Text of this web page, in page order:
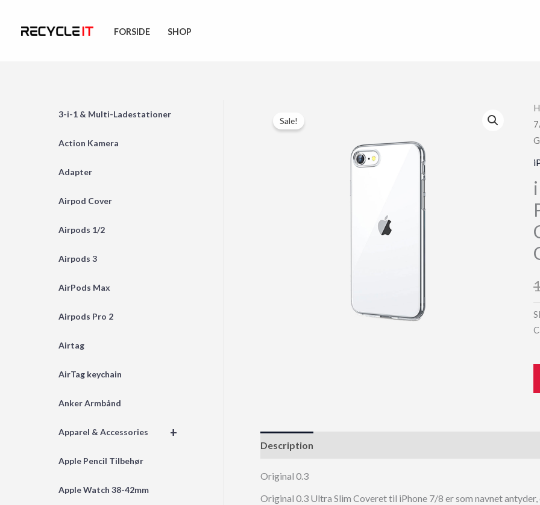
FORSIDE SHOP
3-i-1 & Multi-Ladestationer
Action Kamera
Adapter
Airpod Cover
Airpods 1/2
Airpods 3
AirPods Max
Airpods Pro 2
Airtag
AirTag keychain
Anker Armbånd
+
Apparel & Accessories
Apple Pencil Tilbehør
Apple Watch 38-42mm
Sale!
Description
Original 0.3
Original 0.3 Ultra Slim Coveret til iPhone 7/8 er som navnet